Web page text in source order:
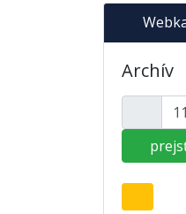
Archív